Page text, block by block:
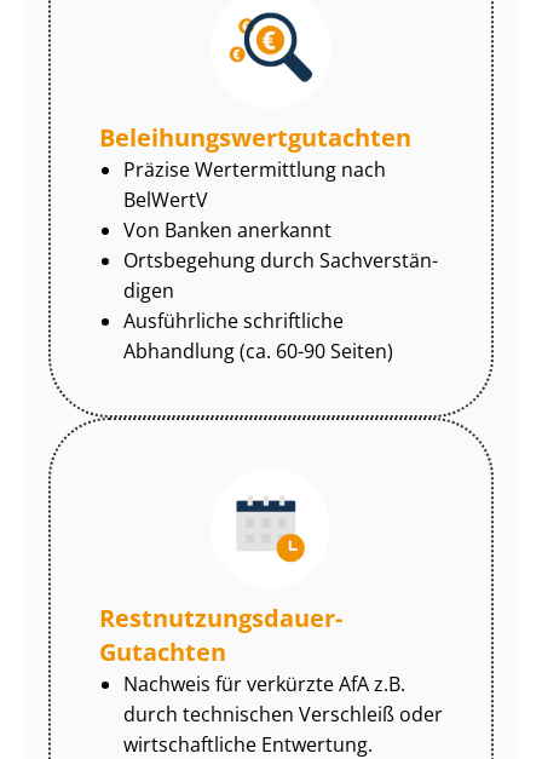
Be­lei­hungs­wert­gut­ach­ten
Präzise Wertermittlung nach
BelWertV
Von Banken anerkannt
Ortsbegehung durch Sach­ver­stän­
di­gen
Ausführliche schriftliche
Abhandlung (ca. 60-90 Seiten)
Rest­nut­zungs­dau­er-
Gutachten
Nachweis für verkürzte AfA z.B.
durch technischen Verschleiß oder
wirtschaftliche Entwertung.